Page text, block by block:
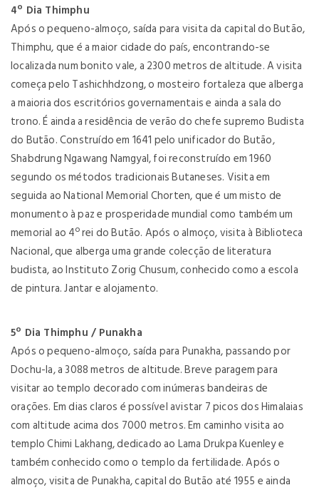
4º Dia Thimphu
Após o pequeno-almoço, saída para visita da capital do Butão,
Thimphu, que é a maior cidade do país, encontrando-se
localizada num bonito vale, a 2300 metros de altitude. A visita
começa pelo Tashichhdzong, o mosteiro fortaleza que alberga
a maioria dos escritórios governamentais e ainda a sala do
trono. É ainda a residência de verão do chefe supremo Budista
do Butão. Construído em 1641 pelo unificador do Butão,
Shabdrung Ngawang Namgyal, foi reconstruído em 1960
segundo os métodos tradicionais Butaneses. Visita em
seguida ao National Memorial Chorten, que é um misto de
monumento à paz e prosperidade mundial como também um
memorial ao 4º rei do Butão. Após o almoço, visita à Biblioteca
Nacional, que alberga uma grande colecção de literatura
budista, ao Instituto Zorig Chusum, conhecido como a escola
de pintura. Jantar e alojamento.
5º Dia Thimphu / Punakha
Após o pequeno-almoço, saída para Punakha, passando por
Dochu-la, a 3088 metros de altitude. Breve paragem para
visitar ao templo decorado com inúmeras bandeiras de
orações. Em dias claros é possível avistar 7 picos dos Himalaias
com altitude acima dos 7000 metros. Em caminho visita ao
templo Chimi Lakhang, dedicado ao Lama Drukpa Kuenley e
também conhecido como o templo da fertilidade. Após o
almoço, visita de Punakha, capital do Butão até 1955 e ainda